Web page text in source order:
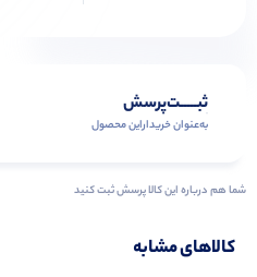
ثبـــــت‌پرسش
به‌عنوان ‌خریدار‌این‌ محصول
شما هم درباره این کالا پرسش ثبت کنید
کالاهای مشابه